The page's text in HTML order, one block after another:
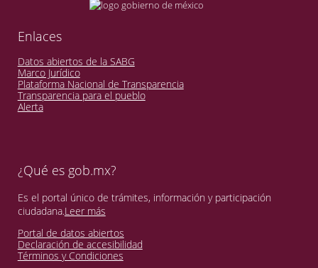
Enlaces
Datos abiertos de la SABG
Marco Jurídico
Plataforma Nacional de Transparencia
Transparencia para el pueblo
Alerta
¿Qué es gob.mx?
Es el portal único de trámites, información y participación
ciudadana.Leer más
Portal de datos abiertos
Declaración de accesibilidad
Términos y Condiciones